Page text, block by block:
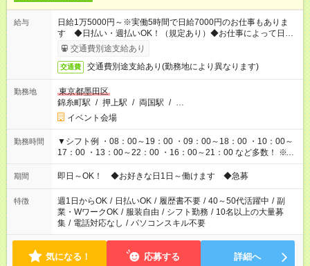
給与
日給1万5000円～※実働5時間で日給7000円のお仕事もありま
す ◆日払い・週払いOK！（規定あり）◆お仕事によって日給も
異なります
交通費別途支給あり
交通費 交通費別途支給あり(勤務地により異なります)
勤務地
東京都墨田区
錦糸町駅 / 押上駅 / 両国駅 / …
イベント会場
勤務時間
▼シフト例 ・08：00～19：00 ・09：00～18：00 ・10：00～
17：00 ・13：00～22：00 ・16：00～21：00 など多数！ ※お
仕事により勤務時間が異なります
期間 即日～OK！ ◆お好きな日1日～働けます ◆急募
特徴 週1日からOK / 日払いOK / 履歴書不要 / 40～50代活躍中 / 副
業・WワークOK / 服装自由 / シフト勤務 / 10名以上の大量募
集 / 電話対応なし / パソコンスキル不要
気になる！ 応募する 詳細へ